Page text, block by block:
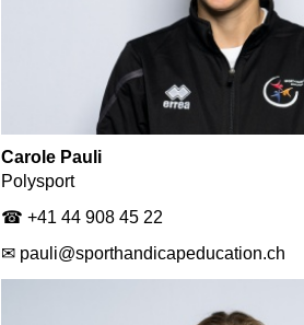
Carole Pauli
Polysport
☎ +41 44 908 45 22
✉ pauli@sporthandicapeducation.ch